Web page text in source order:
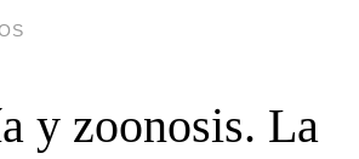
y zoonosis. La